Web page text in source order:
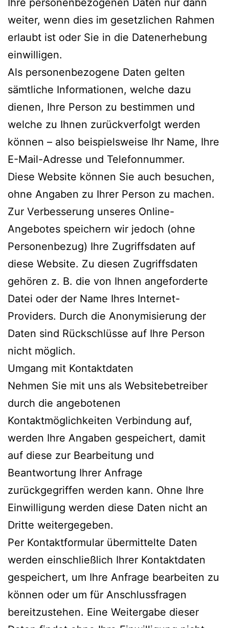
weiter, wenn dies im gesetzlichen Rahmen
erlaubt ist oder Sie in die Datenerhebung
einwilligen.
Als personenbezogene Daten gelten
sämtliche Informationen, welche dazu
dienen, Ihre Person zu bestimmen und
welche zu Ihnen zurückverfolgt werden
können – also beispielsweise Ihr Name, Ihre
E-Mail-Adresse und Telefonnummer.
Diese Website können Sie auch besuchen,
ohne Angaben zu Ihrer Person zu machen.
Zur Verbesserung unseres Online-
Angebotes speichern wir jedoch (ohne
Personenbezug) Ihre Zugriffsdaten auf
diese Website. Zu diesen Zugriffsdaten
gehören z. B. die von Ihnen angeforderte
Datei oder der Name Ihres Internet-
Providers. Durch die Anonymisierung der
Daten sind Rückschlüsse auf Ihre Person
nicht möglich.
Umgang mit Kontaktdaten
Nehmen Sie mit uns als Websitebetreiber
durch die angebotenen
Kontaktmöglichkeiten Verbindung auf,
werden Ihre Angaben gespeichert, damit
auf diese zur Bearbeitung und
Beantwortung Ihrer Anfrage
zurückgegriffen werden kann. Ohne Ihre
Einwilligung werden diese Daten nicht an
Dritte weitergegeben.
Per Kontaktformular übermittelte Daten
werden einschließlich Ihrer Kontaktdaten
gespeichert, um Ihre Anfrage bearbeiten zu
können oder um für Anschlussfragen
bereitzustehen. Eine Weitergabe dieser